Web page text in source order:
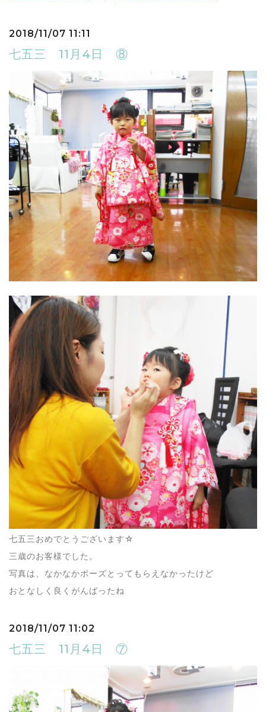
2018/11/07 11:11
七五三 11月4日 ⑧
七五三おめでとうございます☆
三歳のお客様でした。
写真は、なかなかポーズとってもらえなかったけど
おとなしく良くがんばったね
2018/11/07 11:02
七五三 11月4日 ⑦